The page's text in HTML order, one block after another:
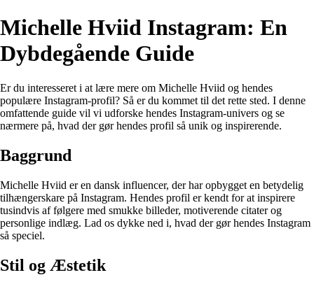
Michelle Hviid Instagram: En
Dybdegående Guide
Er du interesseret i at lære mere om Michelle Hviid og hendes
populære Instagram-profil? Så er du kommet til det rette sted. I denne
omfattende guide vil vi udforske hendes Instagram-univers og se
nærmere på, hvad der gør hendes profil så unik og inspirerende.
Baggrund
Michelle Hviid er en dansk influencer, der har opbygget en betydelig
tilhængerskare på Instagram. Hendes profil er kendt for at inspirere
tusindvis af følgere med smukke billeder, motiverende citater og
personlige indlæg. Lad os dykke ned i, hvad der gør hendes Instagram
så speciel.
Stil og Æstetik